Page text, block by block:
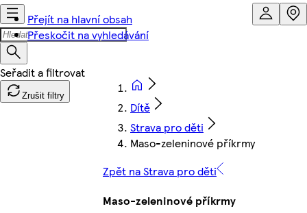
Přejít na hlavní obsah
Přeskočit na vyhledávání
Zrušit filtry
Dítě
Strava pro děti
Maso-zeleninové příkrmy
Zpět na Strava pro děti
Maso-zeleninové příkrmy